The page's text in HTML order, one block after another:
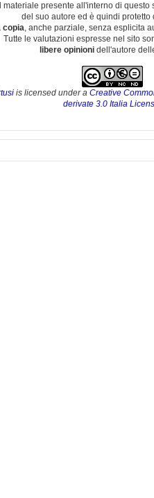
Il materiale presente all'interno di questo
del suo autore ed è quindi protetto
copia, anche parziale, senza esplicita
Tutte le valutazioni espresse nel sito
libere opinioni dell'autore
is licensed under a Creative
derivate 3.0 Italia